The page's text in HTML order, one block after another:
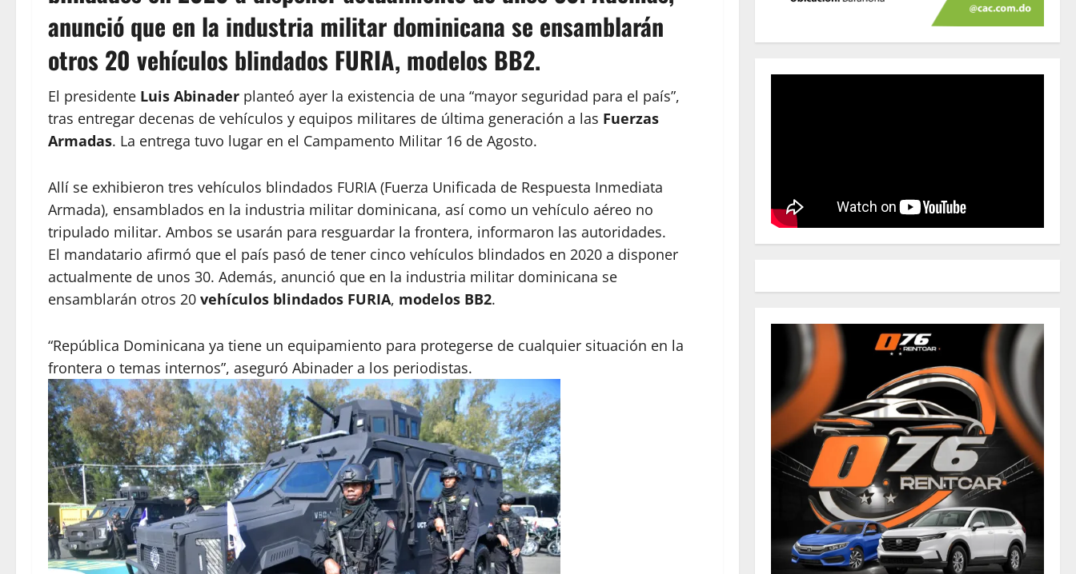
anunció que en la industria militar dominicana se ensamblarán
otros 20 vehículos blindados FURIA, modelos BB2.
El presidente Luis Abinader planteó ayer la existencia de una “mayor seguridad para el país”,
tras entregar decenas de vehículos y equipos militares de última generación a las Fuerzas
Armadas. La entrega tuvo lugar en el Campamento Militar 16 de Agosto.
Allí se exhibieron tres vehículos blindados FURIA (Fuerza Unificada de Respuesta Inmediata
Armada), ensamblados en la industria militar dominicana, así como un vehículo aéreo no
tripulado militar. Ambos se usarán para resguardar la frontera, informaron las autoridades.
El mandatario afirmó que el país pasó de tener cinco vehículos blindados en 2020 a disponer
actualmente de unos 30. Además, anunció que en la industria militar dominicana se
ensamblarán otros 20 vehículos blindados FURIA, modelos BB2.
“República Dominicana ya tiene un equipamiento para protegerse de cualquier situación en la
frontera o temas internos”, aseguró Abinader a los periodistas.